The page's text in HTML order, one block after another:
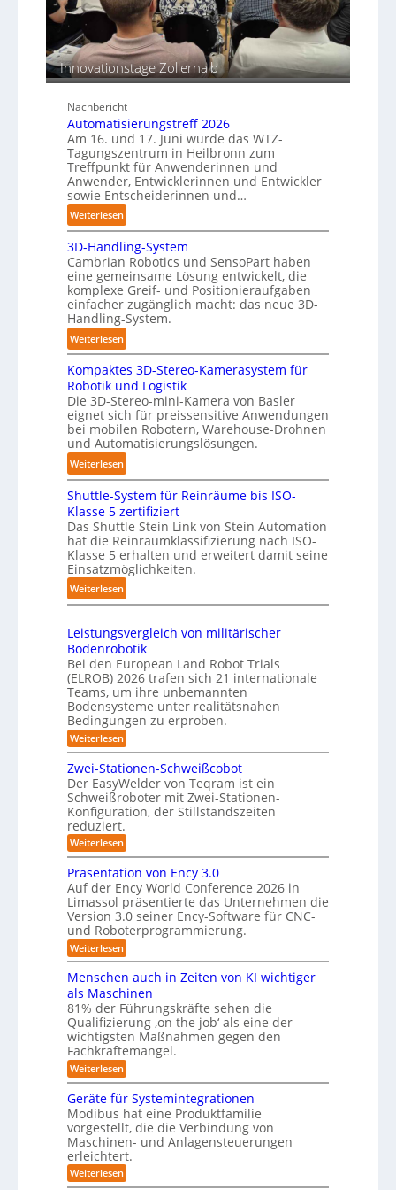
c
h
e
n
n
n
p
e
o
b
o
t
n
b
e
s
ä
n
d
i
g
e
P
o
l
y
m
e
r
l
a
e
r
f
ü
r
T
a
u
c
h
r
o
b
o
e
r
Innovationstage Zollernalb
Nachbericht
Automatisierungstreff 2026
Am 16. und 17. Juni wurde das WTZ-
Tagungszentrum in Heilbronn zum
Treffpunkt für Anwenderinnen und
Anwender, Entwicklerinnen und Entwickler
sowie Entscheiderinnen und…
Weiterlesen:
A
u
t
o
m
a
t
i
s
i
e
r
u
n
g
s
t
r
e
f
f
2
0
6
3D-Handling-System
Cambrian Robotics und SensoPart haben
eine gemeinsame Lösung entwickelt, die
komplexe Greif- und Positionieraufgaben
einfacher zugänglich macht: das neue 3D-
Handling-System.
Weiterlesen:
3
D
-
H
a
n
d
l
n
g
-
S
y
s
t
m
Kompaktes 3D-Stereo-Kamerasystem für
Robotik und Logistik
Die 3D-Stereo-mini-Kamera von Basler
eignet sich für preissensitive Anwendungen
bei mobilen Robotern, Warehouse-Drohnen
und Automatisierungslösungen.
Weiterlesen:
K
o
m
p
a
k
t
e
3
D
-
S
t
e
r
e
o
-
K
a
m
e
r
a
s
y
s
t
m
f
ü
r
R
o
b
o
t
i
k
u
n
Shuttle-System für Reinräume bis ISO-
Klasse 5 zertifiziert
Das Shuttle Stein Link von Stein Automation
hat die Reinraumklassifizierung nach ISO-
Klasse 5 erhalten und erweitert damit seine
Einsatzmöglichkeiten.
Weiterlesen:
S
u
t
t
l
e
-
S
y
s
t
e
f
ü
r
R
e
i
n
r
ä
u
m
e
b
i
s
S
O
-
K
l
Leistungsvergleich von militärischer
Bodenrobotik
Bei den European Land Robot Trials
(ELROB) 2026 trafen sich 21 internationale
Teams, um ihre unbemannten
Bodensysteme unter realitätsnahen
Bedingungen zu erproben.
Weiterlesen:
L
e
i
s
t
u
g
s
v
e
r
g
l
e
i
c
h
v
o
n
m
i
l
i
t
ä
r
i
s
c
h
e
r
B
o
Zwei-Stationen-Schweißcobot
Der EasyWelder von Teqram ist ein
Schweißroboter mit Zwei-Stationen-
Konfiguration, der Stillstandszeiten
reduziert.
Weiterlesen:
Z
w
e
i
-
S
t
a
t
i
o
n
e
n
-
S
c
h
w
i
ß
c
o
b
o
t
Präsentation von Ency 3.0
Auf der Ency World Conference 2026 in
Limassol präsentierte das Unternehmen die
Version 3.0 seiner Ency-Software für CNC-
und Roboterprogrammierung.
Weiterlesen:
P
ä
s
e
n
t
a
t
i
o
n
v
o
n
E
n
c
y
Menschen auch in Zeiten von KI wichtiger
als Maschinen
81% der Führungskräfte sehen die
Qualifizierung ‚on the job‘ als eine der
wichtigsten Maßnahmen gegen den
Fachkräftemangel.
Weiterlesen:
M
n
s
c
h
e
n
a
Geräte für Systemintegrationen
Modibus hat eine Produktfamilie
vorgestellt, die die Verbindung von
Maschinen- und Anlagensteuerungen
erleichtert.
Weiterlesen:
G